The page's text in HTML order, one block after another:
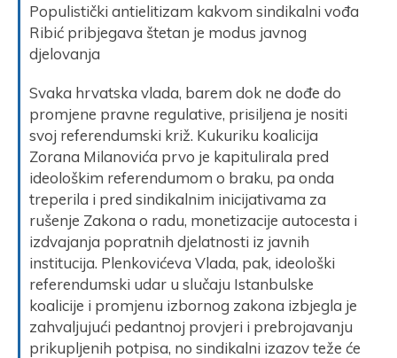
Populistički antielitizam kakvom sindikalni vođa
Ribić pribjegava štetan je modus javnog
djelovanja
Svaka hrvatska vlada, barem dok ne dođe do
promjene pravne regulative, prisiljena je nositi
svoj referendumski križ. Kukuriku koalicija
Zorana Milanovića prvo je kapitulirala pred
ideološkim referendumom o braku, pa onda
treperila i pred sindikalnim inicijativama za
rušenje Zakona o radu, monetizacije autocesta i
izdvajanja popratnih djelatnosti iz javnih
institucija. Plenkovićeva Vlada, pak, ideološki
referendumski udar u slučaju Istanbulske
koalicije i promjenu izbornog zakona izbjegla je
zahvaljujući pedantnoj provjeri i prebrojavanju
prikupljenih potpisa, no sindikalni izazov teže će